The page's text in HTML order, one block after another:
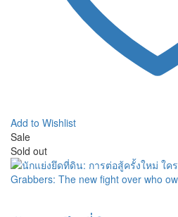
Add to Wishlist
Sale
Sold out